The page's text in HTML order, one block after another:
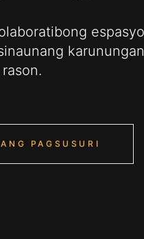
rason.
PAGSUSURI